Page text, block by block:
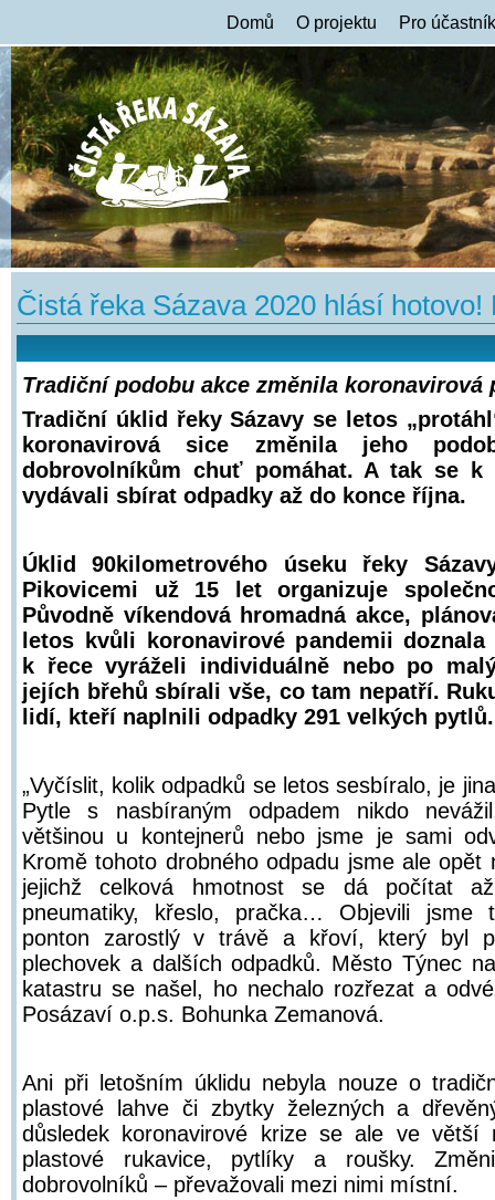
Domů O projektu Pro
Čistá řeka Sázava 2020 hlásí hotovo!
Tradiční podobu akce změnila koronavirová
Tradiční úklid řeky Sázavy se letos
koronavirová sice změnila jeho
dobrovolníkům chuť pomáhat. A tak se
vydávali sbírat odpadky až do konce října.
Úklid 90kilometrového úseku řeky
Pikovicemi už 15 let organizuje
Původně víkendová hromadná akce,
letos kvůli koronavirové pandemii
k řece vyráželi individuálně nebo po
jejích břehů sbírali vše, co tam nepatří.
lidí, kteří naplnili odpadky 291 velkých pytlů.
„Vyčíslit, kolik odpadků se letos sesbíralo, je
Pytle s nasbíraným odpadem nikdo
většinou u kontejnerů nebo jsme je sami
Kromě tohoto drobného odpadu jsme ale opět
jejichž celková hmotnost se dá počítat
pneumatiky, křeslo, pračka… Objevili jsme
ponton zarostlý v trávě a křoví, který byl
plechovek a dalších odpadků. Město Týnec
katastru se našel, ho nechalo rozřezat a
Posázaví o.p.s. Bohunka Zemanová.
Ani při letošním úklidu nebyla nouze o
plastové lahve či zbytky železných a
důsledek koronavirové krize se ale ve větší
plastové rukavice, pytlíky a roušky.
dobrovolníků – převažovali mezi nimi místní.